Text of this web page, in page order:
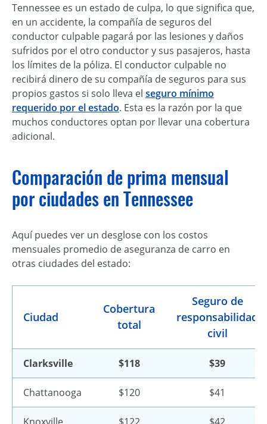
Tennessee es un estado de culpa, lo que significa que,
en un accidente, la compañía de seguros del
conductor culpable pagará por las lesiones y daños
sufridos por el otro conductor y sus pasajeros, hasta
los límites de la póliza. El conductor culpable no
recibirá dinero de su compañía de seguros para sus
propios gastos si solo lleva el seguro mínimo
requerido por el estado. Esta es la razón por la que
muchos conductores optan por llevar una cobertura
adicional.
Comparación de prima mensual
por ciudades en Tennessee
Aquí puedes ver un desglose con los costos
mensuales promedio de aseguranza de carro en
otras ciudades del estado:
Ciudad
Cobertura
total
Seguro de
responsabilidad
civil
Clarksville $118 $39
Chattanooga $120 $41